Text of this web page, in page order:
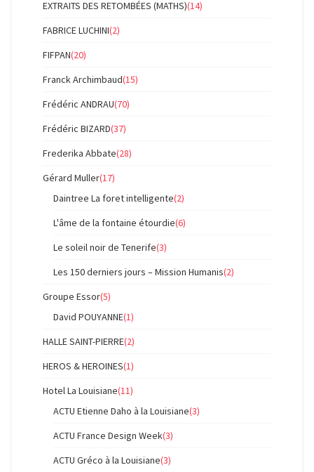
EXTRAITS DES RETOMBÉES (MATHS)(14)
FABRICE LUCHINI(2)
FIFPAN(20)
Franck Archimbaud(15)
Frédéric ANDRAU(70)
Frédéric BIZARD(37)
Frederika Abbate(28)
Gérard Muller(17)
Daintree La foret intelligente(2)
L'âme de la fontaine étourdie(6)
Le soleil noir de Tenerife(3)
Les 150 derniers jours – Mission Humanis(2)
Groupe Essor(5)
David POUYANNE(1)
HALLE SAINT-PIERRE(2)
HEROS & HEROINES(1)
Hotel La Louisiane(11)
ACTU Etienne Daho à la Louisiane(3)
ACTU France Design Week(3)
ACTU Gréco à la Louisiane(3)